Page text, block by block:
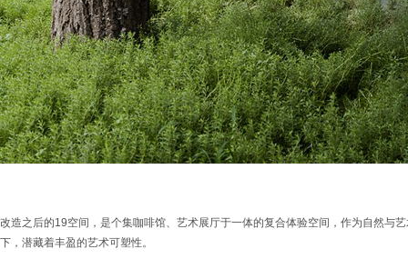
改造之后的19空间，是个集咖啡馆、艺术展厅于一体的复合体验空间，作为自然与
下，潜藏着丰盈的艺术可塑性。